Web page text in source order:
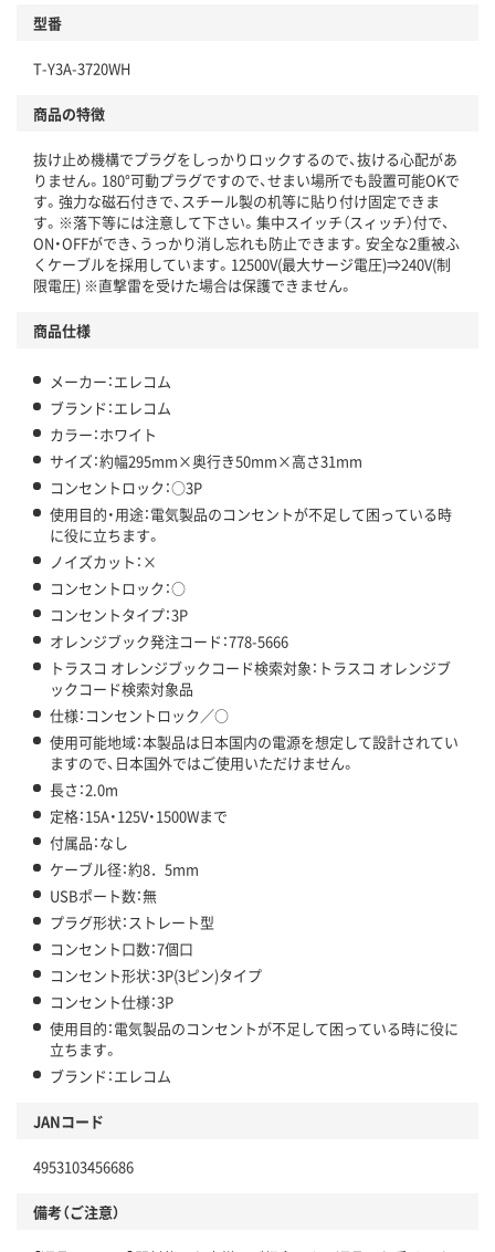
型番
T-Y3A-3720WH
商品の特徴
抜け止め機構でプラグをしっかりロックするので、抜ける心配があ
りません。180°可動プラグですので、せまい場所でも設置可能OKで
す。強力な磁石付きで、スチール製の机等に貼り付け固定できま
す。※落下等には注意して下さい。集中スイッチ（スィッチ）付で、
ON・OFFができ、うっかり消し忘れも防止できます。安全な2重被ふ
くケーブルを採用しています。12500V(最大サージ電圧)⇒240V(制
限電圧) ※直撃雷を受けた場合は保護できません。
商品仕様
メーカー：エレコム
ブランド：エレコム
カラー：ホワイト
サイズ：約幅295mm×奥行き50mm×高さ31mm
コンセントロック：○3P
使用目的・用途：電気製品のコンセントが不足して困っている時
に役に立ちます。
ノイズカット：×
コンセントロック：○
コンセントタイプ：3P
オレンジブック発注コード：778-5666
トラスコ オレンジブックコード検索対象：トラスコ オレンジブ
ックコード検索対象品
仕様：コンセントロック／○
使用可能地域：本製品は日本国内の電源を想定して設計されてい
ますので、日本国外ではご使用いただけません。
長さ：2.0m
定格：15A・125V・1500Wまで
付属品：なし
ケーブル径：約8．5mm
USBポート数：無
プラグ形状：ストレート型
コンセント口数：7個口
コンセント形状：3P(3ピン)タイプ
コンセント仕様：3P
使用目的：電気製品のコンセントが不足して困っている時に役に
立ちます。
ブランド：エレコム
JANコード
4953103456686
備考（ご注意）